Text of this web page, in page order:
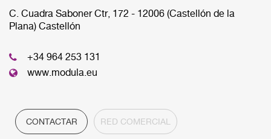
C. Cuadra Saboner Ctr, 172 - 12006 (Castellón de la
Plana) Castellón
+34 964 253 131
www.modula.eu
CONTACTAR RED COMERCIAL
componen nuestra red comercial.